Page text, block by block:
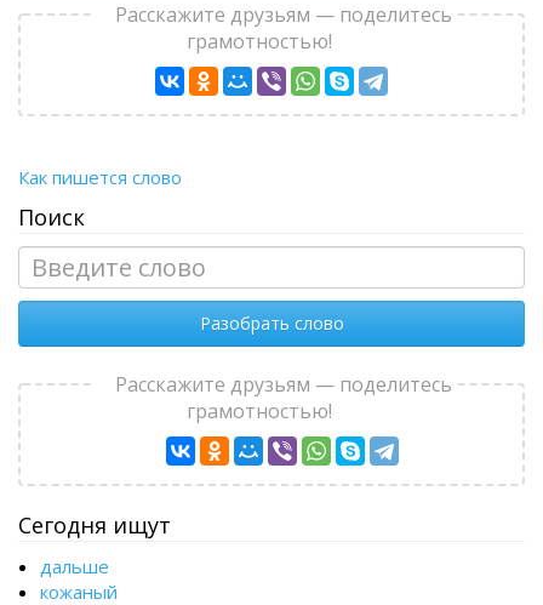
Расскажите друзьям — поделитесь
грамотностью!
Как пишется слово
Поиск
Разобрать слово
Расскажите друзьям — поделитесь
грамотностью!
Сегодня ищут
дальше
кожаный